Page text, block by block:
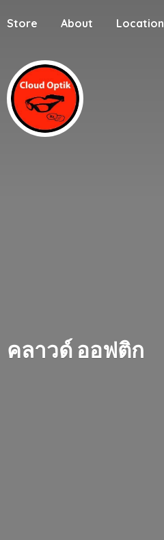
Store About Location
คลาวด์ ออฟติก